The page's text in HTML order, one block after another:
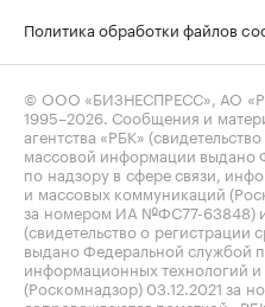
Политика обработки файлов
© ООО «БИЗНЕСПРЕСС», АО
1995–2026 . Сообщения и
агентства «РБК»
массовой информации выдано
по надзору в сфере связи,
и массовых коммуникаций
за номером ИА №ФС77-63848) и
(свидетельство о
выдано Федеральной службой
информационных технологий
(Роскомнадзор) 03.12.2021 за